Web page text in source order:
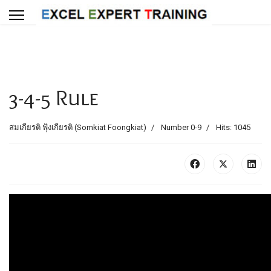
3-4-5 Rule
สมเกียรติ ฟุ้งเกียรติ (Somkiat Foongkiat) Number 0-9 Hits: 1045